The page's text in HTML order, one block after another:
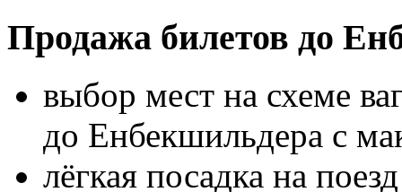
Продажа билетов до
выбор мест на схеме
до Енбекшильдера с
лёгкая посадка на